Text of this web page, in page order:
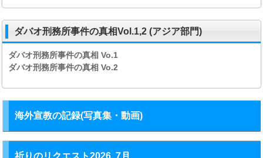
ダバオ刑務所事件の真相Vol.1,2 (アジア部門)
ダバオ刑務所事件の真相Vo.1
ダバオ刑務所事件の真相Vo.2
海外宣教の記録(写真集・動画)
祈りのリクエスト2026. 7月